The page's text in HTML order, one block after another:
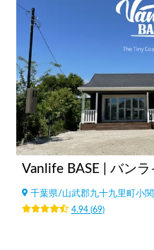
千葉県/山武郡九十九里町小関
4.94(69)